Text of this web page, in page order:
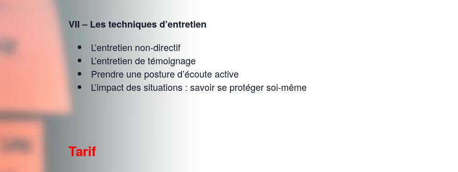
VII – Les techniques d’entretien
L’entretien non-directif
L’entretien de témoignage
Prendre une posture d’écoute active
L’impact des situations : savoir se protéger soi-même
Tarif